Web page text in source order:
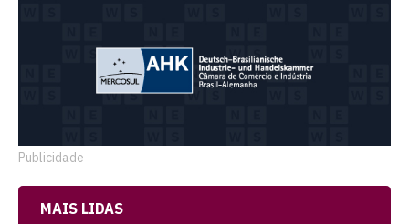
Publicidade
MAIS LIDAS